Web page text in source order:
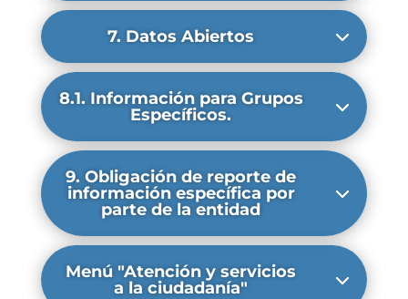
7. Datos Abiertos
8.1. Información para Grupos
Específicos.
9. Obligación de reporte de
información específica por
parte de la entidad
Menú "Atención y servicios
a la ciudadanía"